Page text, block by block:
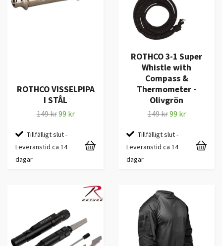
ROTHCO VISSELPIPA
I STÅL
149 kr99 kr
Tillfälligt slut -
Leveranstid ca 14
dagar
ROTHCO 3-1 Super
Whistle with
Compass &
Thermometer -
Olivgrön
149 kr99 kr
Tillfälligt slut -
Leveranstid ca 14
dagar